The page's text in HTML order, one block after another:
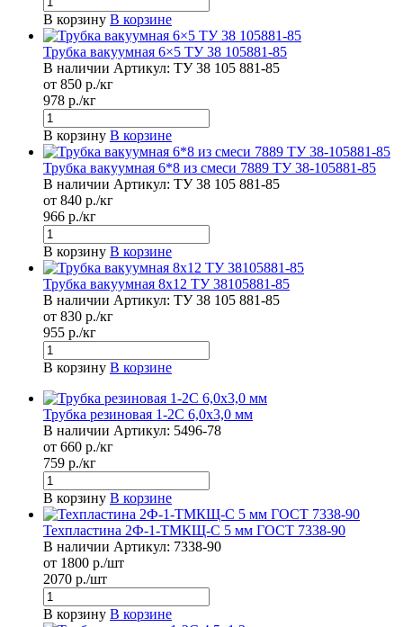
В корзину В корзине
Трубка вакуумная 6×5 ТУ 38 105881-85
В наличии Артикул: ТУ 38 105 881-85
от 850 р./кг
978 р./кг
В корзину В корзине
Трубка вакуумная 6*8 из смеси 7889 ТУ 38-105881-85
В наличии Артикул: ТУ 38 105 881-85
от 840 р./кг
966 р./кг
В корзину В корзине
Трубка вакуумная 8х12 ТУ 38105881-85
В наличии Артикул: ТУ 38 105 881-85
от 830 р./кг
955 р./кг
В корзину В корзине
Трубка резиновая 1-2С 6,0х3,0 мм
В наличии Артикул: 5496-78
от 660 р./кг
759 р./кг
В корзину В корзине
Техпластина 2Ф-1-ТМКЩ-С 5 мм ГОСТ 7338-90
В наличии Артикул: 7338-90
от 1800 р./шт
2070 р./шт
В корзину В корзине